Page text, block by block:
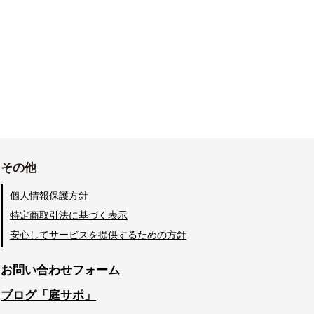
その他
個人情報保護方針
特定商取引法に基づく表示
安心してサービスを提供するための方針
お問い合わせフォーム
ブログ「庭サポ」